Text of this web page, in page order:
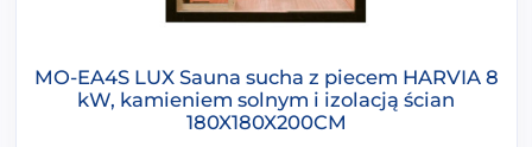
MO-EA4S LUX Sauna sucha z piecem HARVIA 8
kW, kamieniem solnym i izolacją ścian
180X180X200CM